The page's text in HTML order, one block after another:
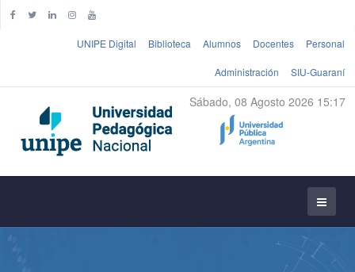
UNIPE Digital Biblioteca Alumnos Docentes Personal
Administración SIU-Guaraní
Sábado, 08 Agosto 2026 15:17